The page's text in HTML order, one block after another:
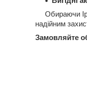
Обираючи
надійним
Замовляйте